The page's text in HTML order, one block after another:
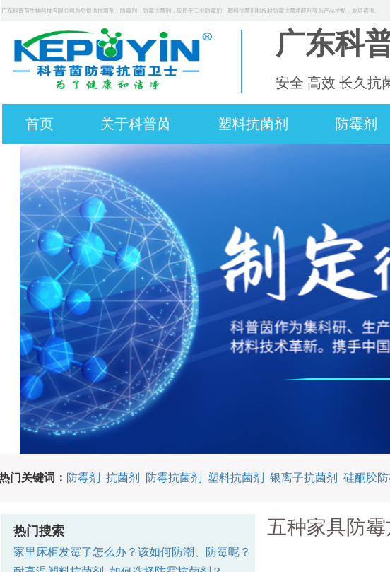
广东科普茵生物科技有限公司为您提供抗菌剂、防霉剂、防霉抗菌剂，应用于工业防霉剂、塑料抗菌剂和板材防霉抗菌净醛剂等为产品护航，欢迎咨询。
广东科
安全 高效 长久抗
首页 关于科普茵 塑料抗菌剂 防霉剂
门关键词： 防霉剂 抗菌剂 防霉抗菌剂 塑料抗菌剂 银离子抗菌剂 硅酮胶防
五种家具防霉
热门搜索
家里床柜发霉了怎么办？该如何防潮、防霉呢？